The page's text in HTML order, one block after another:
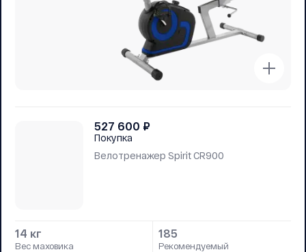
527 600 ₽
Покупка
Велотренажер Spirit CR900
14 кг
Вес маховика
185
Рекомендуемый